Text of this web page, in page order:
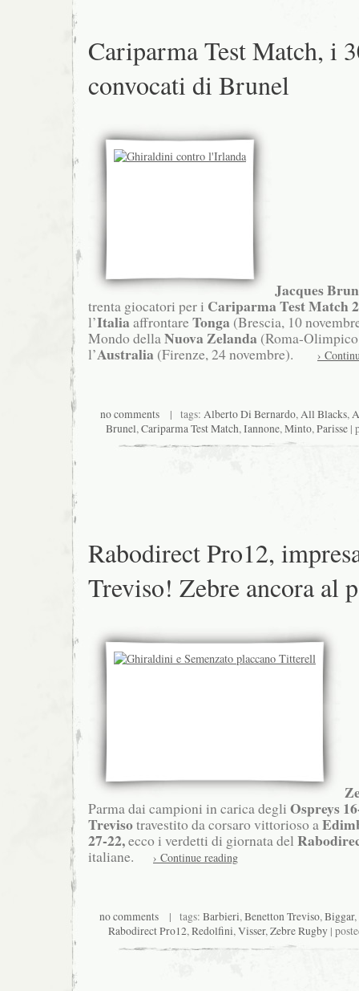
Cariparma Test Match, i
convocati di Brunel
Jacques
trenta giocatori per i Cariparma Test Match
l’Italia affrontareTonga (Brescia, 10
Mondo dellaNuova Zelanda (Roma-
l’Australia (Firenze, 24 novembre). ›
no comments | tags: Alberto Di Bernardo,All Blacks,
Brunel,Cariparma Test Match,Iannone,Minto,Parisse |
Rabodirect Pro12,
Treviso! Zebre ancora al
Parma dai campioni in carica degli Ospreys
Trevisotravestito da corsaro vittorioso a
27-22,ecco i verdetti di giornata del
italiane. › Continue reading
no comments | tags: Barbieri,Benetton Treviso,Biggar,
Rabodirect Pro12,Redolfini,Visser,Zebre Rugby |